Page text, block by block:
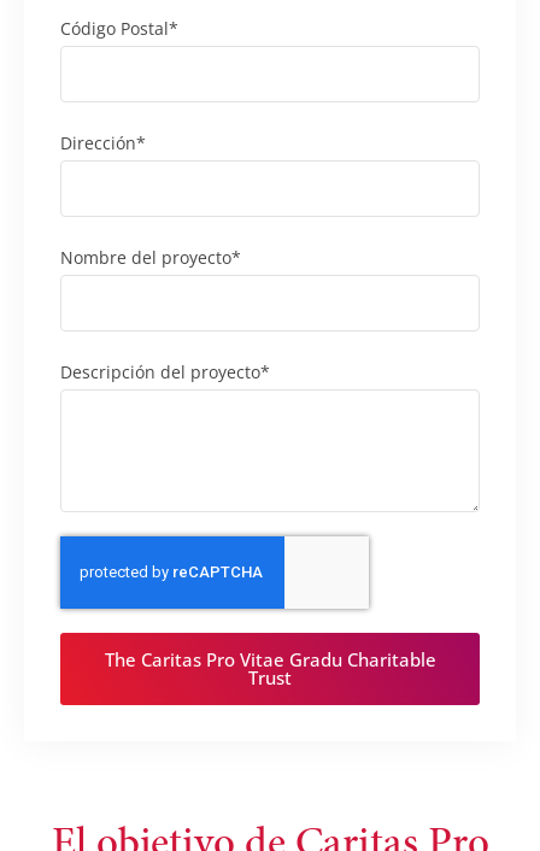
Código Postal*
Dirección*
Nombre del proyecto*
Descripción del proyecto*
The Caritas Pro Vitae Gradu Charitable
Trust